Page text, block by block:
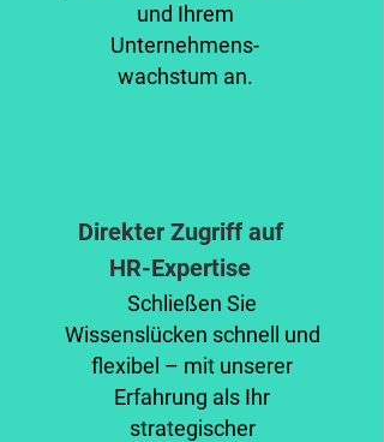
und Ihrem
Unternehmens-
wachstum an.
Direkter Zugriff auf
HR-Expertise
Schließen Sie
Wissenslücken schnell und
flexibel – mit unserer
Erfahrung als Ihr
strategischer